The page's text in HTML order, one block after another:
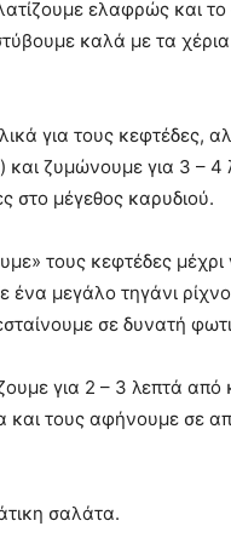
ελαφρώς και
καλά με τα
για τους κεφτέδες,
και ζυμώνουμε για 3 – 4
στο μέγεθος καρυδιού.
τους κεφτέδες
ένα μεγάλο τηγάνι
σε δυνατή
για 2 – 3 λεπτά
τους αφήνουμε σε
σαλάτα.